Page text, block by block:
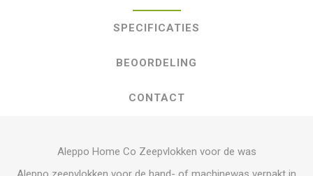
SPECIFICATIES
BEOORDELING
CONTACT
Aleppo Home Co Zeepvlokken voor de was